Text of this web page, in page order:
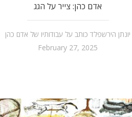
אדם כהן: צייר על הגג
יונתן הירשפלד כותב על עבודותיו של אדם כהן
February 27, 2025